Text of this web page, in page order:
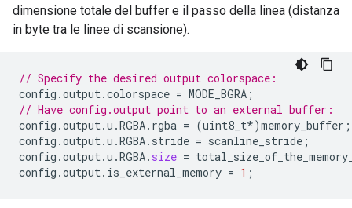
dimensione totale del buffer e il passo della linea (distanza
in byte tra le linee di scansione).
// Specify the desired output colorspace:
config .output.colorspace = MODE_BGRA ;
// Have config.output point to an external buffer:
config .output.u .RGBA. rgba = (uint8_t*)memory_buffer ;
config .output.u .RGBA. stride = scanline_stride ;
config .output.u .RGBA. size =
config .output. is_external_memory = 1 ;